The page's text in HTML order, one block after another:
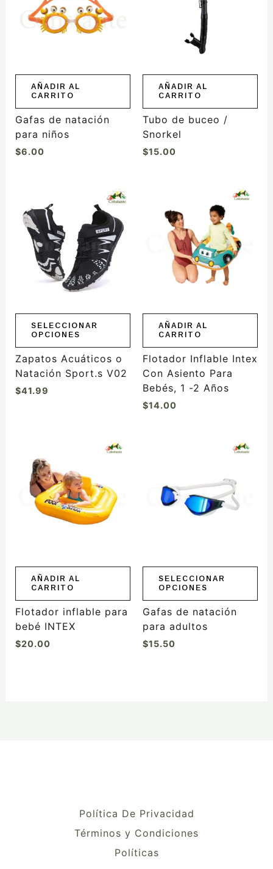
AÑADIR AL
CARRITO
Gafas de natación
para niños
$6.00
AÑADIR AL
CARRITO
Tubo de buceo /
Snorkel
$15.00
SELECCIONAR
OPCIONES
producto
tiene
múltiples
variantes.
opciones
elegir
la
página
producto
Zapatos Acuáticos o
Natación Sport.s V02
$41.99
AÑADIR AL
CARRITO
Flotador Inflable Intex
Con Asiento Para
Bebés, 1 -2 Años
$14.00
AÑADIR AL
CARRITO
Flotador inflable para
bebé INTEX
$20.00
SELECCIONAR
OPCIONES
múltiples
variantes.
elegir
la
página
de
producto
Gafas de natación
para adultos
$15.50
Política De Privacidad
Términos y Condiciones
Políticas